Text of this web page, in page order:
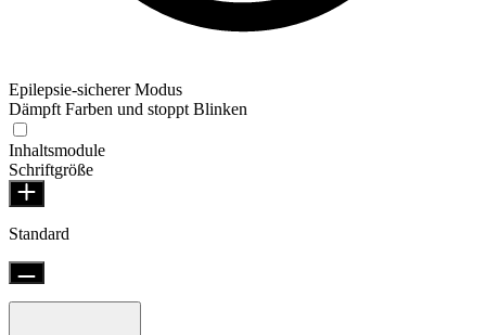
Epilepsie-sicherer Modus
Dämpft Farben und stoppt Blinken
Inhaltsmodule
Schriftgröße
Standard